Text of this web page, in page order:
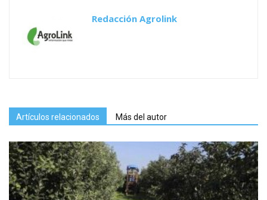
Redacción Agrolink
Artículos relacionados Más del autor